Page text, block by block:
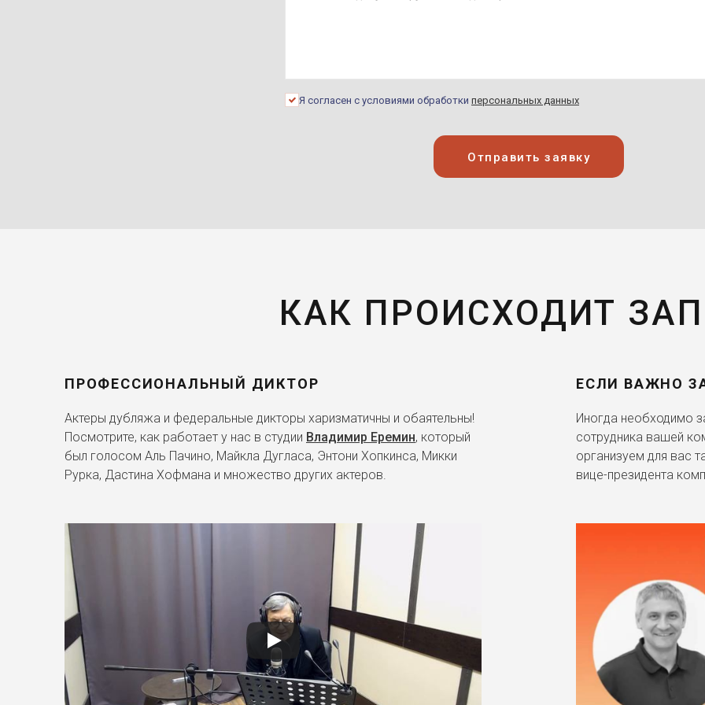
Я согласен с условиями обработки персональных данных
Отправить заявку
КАК ПРОИСХОДИТ
ПРОФЕССИОНАЛЬНЫЙ ДИКТОР
Актеры дубляжа и федеральные дикторы харизматичны и обаятельны!
Посмотрите, как работает у нас в студии Владимир Еремин, который
был голосом Аль Пачино, Майкла Дугласа, Энтони Хопкинса, Микки
Рурка, Дастина Хофмана и множество других актеров.
ЕСЛИ ВАЖНО
Иногда необходимо
сотрудника вашей
организуем для вас
вице-президента